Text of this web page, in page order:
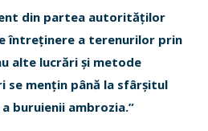
din partea autorităților
întreținere a terenurilor prin
alte lucrări și metode
se mențin până la sfârșitul
buruienii ambrozia.”